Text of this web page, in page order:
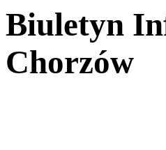
Biuletyn
Chorzów